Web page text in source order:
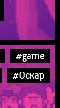
#game
#Оскар